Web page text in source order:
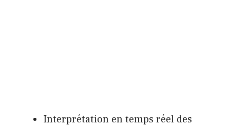
Interprétation en temps réel des